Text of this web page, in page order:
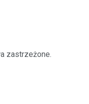
zastrzeżone.